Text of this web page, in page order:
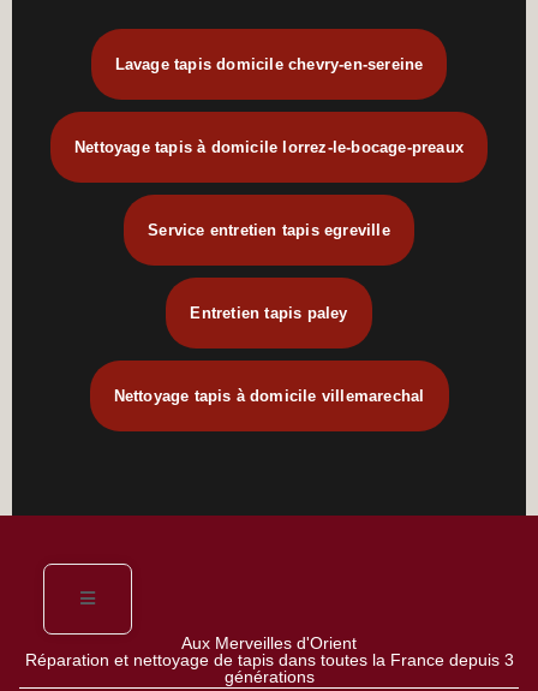
Lavage tapis domicile chevry-en-sereine
Nettoyage tapis à domicile lorrez-le-bocage-preaux
Service entretien tapis egreville
Entretien tapis paley
Nettoyage tapis à domicile villemarechal
Aux Merveilles d'Orient
Réparation et nettoyage de tapis dans toutes la France depuis 3
générations